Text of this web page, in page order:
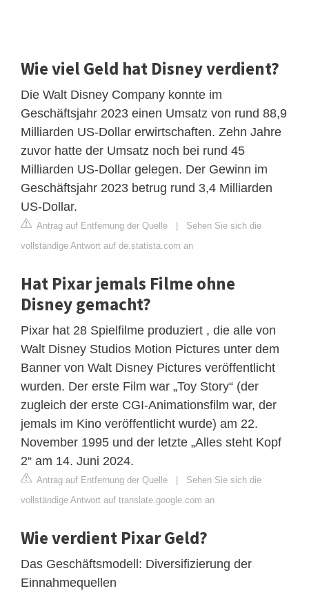
Wie viel Geld hat Disney verdient?
Die Walt Disney Company konnte im
Geschäftsjahr 2023 einen Umsatz von rund 88,9
Milliarden US-Dollar erwirtschaften. Zehn Jahre
zuvor hatte der Umsatz noch bei rund 45
Milliarden US-Dollar gelegen. Der Gewinn im
Geschäftsjahr 2023 betrug rund 3,4 Milliarden
US-Dollar.
Antrag auf Entfernung der Quelle | Sehen Sie sich die
vollständige Antwort auf de.statista.com an
Hat Pixar jemals Filme ohne
Disney gemacht?
Pixar hat 28 Spielfilme produziert , die alle von
Walt Disney Studios Motion Pictures unter dem
Banner von Walt Disney Pictures veröffentlicht
wurden. Der erste Film war „Toy Story“ (der
zugleich der erste CGI-Animationsfilm war, der
jemals im Kino veröffentlicht wurde) am 22.
November 1995 und der letzte „Alles steht Kopf
2“ am 14. Juni 2024.
Antrag auf Entfernung der Quelle | Sehen Sie sich die
vollständige Antwort auf translate.google.com an
Wie verdient Pixar Geld?
Das Geschäftsmodell: Diversifizierung der
Einnahmequellen